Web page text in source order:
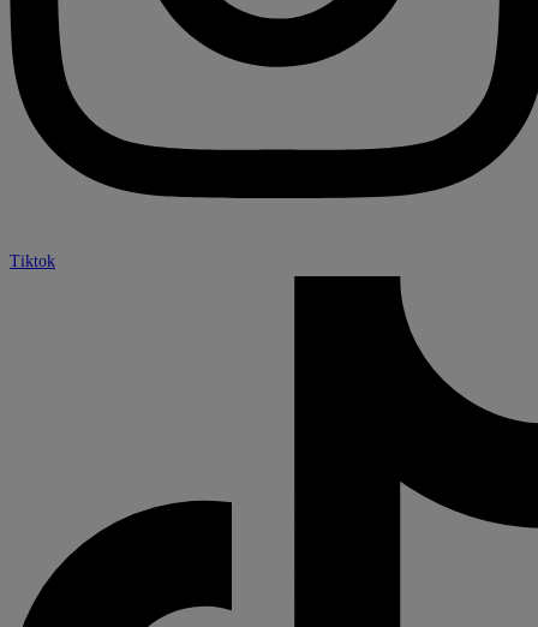
Tiktok